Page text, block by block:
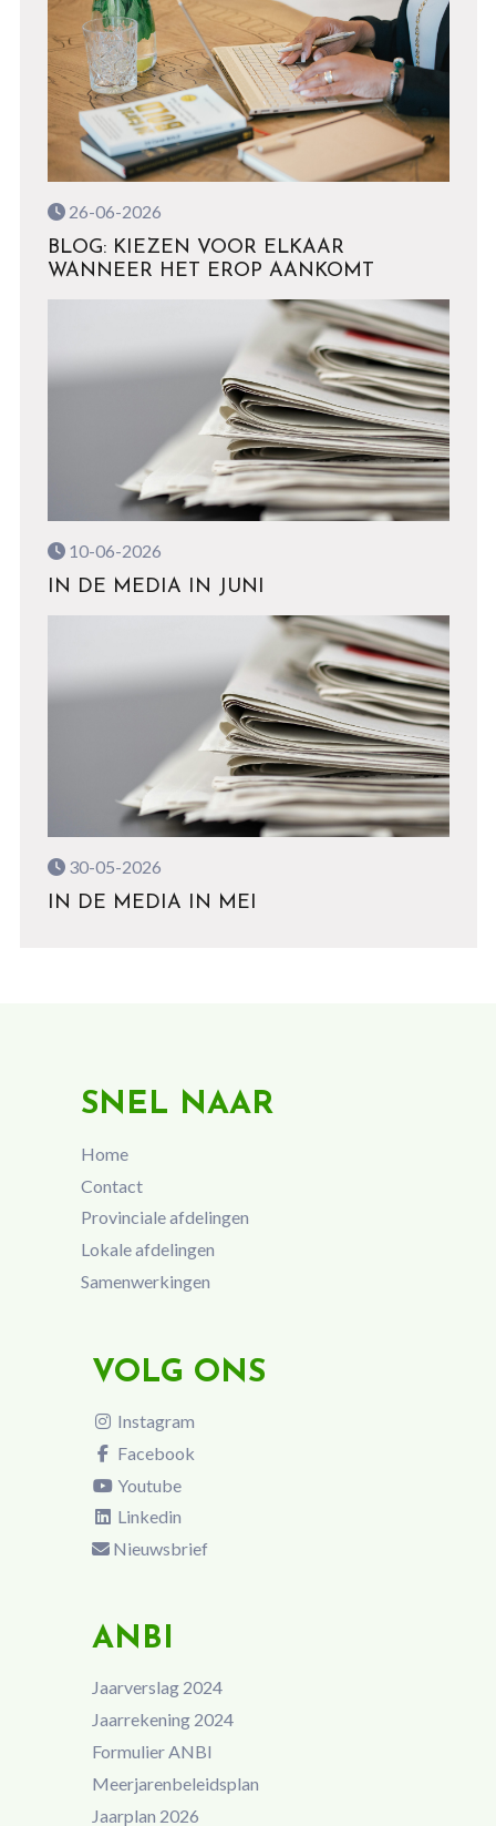
26-06-2026
BLOG: KIEZEN VOOR ELKAAR
WANNEER HET EROP AANKOMT
10-06-2026
IN DE MEDIA IN JUNI
30-05-2026
IN DE MEDIA IN MEI
SNEL NAAR
Home
Contact
Provinciale afdelingen
Lokale afdelingen
Samenwerkingen
VOLG ONS
Instagram
Facebook
Youtube
Linkedin
Nieuwsbrief
ANBI
Jaarverslag 2024
Jaarrekening 2024
Formulier ANBI
Meerjarenbeleidsplan
Jaarplan 2026